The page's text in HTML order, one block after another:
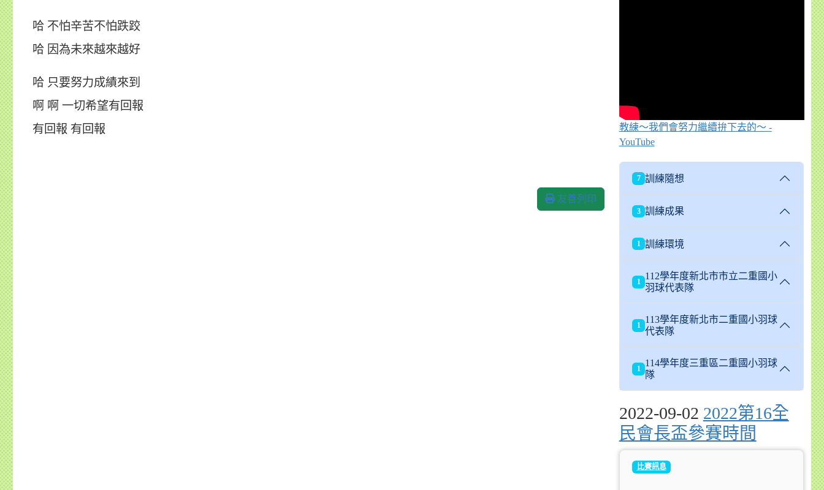
哈 不怕辛苦不怕跌跤
哈 因為未來越來越好
哈 只要努力成績來到
啊 啊 一切希望有回報
有回報 有回報
友善列印
教練～我們會努力繼續拚下去的～ -
YouTube
7 訓練隨想
3 訓練成果
1 訓練環境
1
112學年度新北市市立二重國小
羽球代表隊
1
113學年度新北市二重國小羽球
代表隊
1
114學年度三重區二重國小羽球
隊
2022-09-02 2022第16全
民會長盃參賽時間
比賽訊息